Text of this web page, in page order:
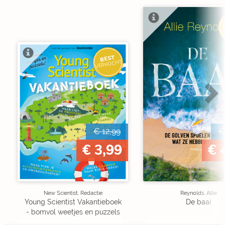
BEST
VERKOCHT
€ 12,99
€ 3,99
New Scientist, Redactie
Young Scientist Vakantieboek
- bomvol weetjes en puzzels
€
€
Reynolds, Allie
De baai